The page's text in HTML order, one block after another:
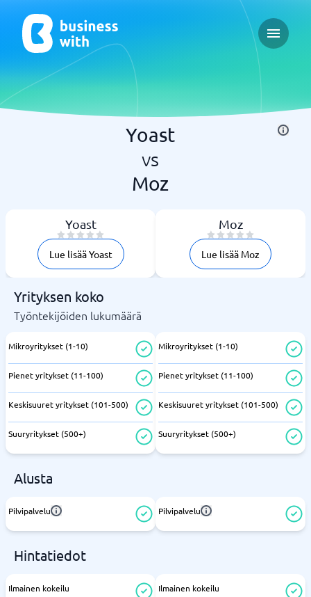
Open
Yoast
vs
Moz
Yoast
Lue lisää Yoast
Moz
Lue lisää Moz
Yrityksen koko
Työntekijöiden lukumäärä
Mikroyritykset (1-10)
Pienet yritykset (11-100)
Keskisuuret yritykset (101-500)
Suuryritykset (500+)
Mikroyritykset (1-10)
Pienet yritykset (11-100)
Keskisuuret yritykset (101-500)
Suuryritykset (500+)
Alusta
Pilvipalvelu Pilvipalvelu
Hintatiedot
Ilmainen kokeilu Ilmainen kokeilu